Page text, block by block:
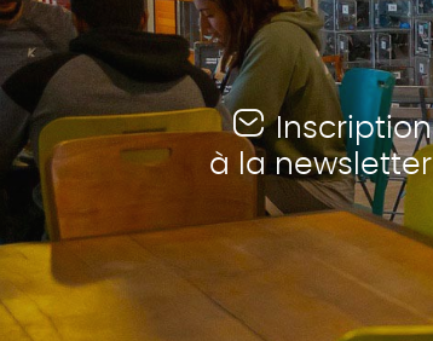
Inscription
à la newsletter